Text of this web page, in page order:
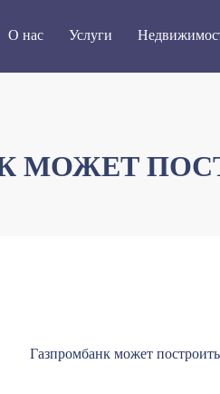
О нас Услуги
МОЖЕТ